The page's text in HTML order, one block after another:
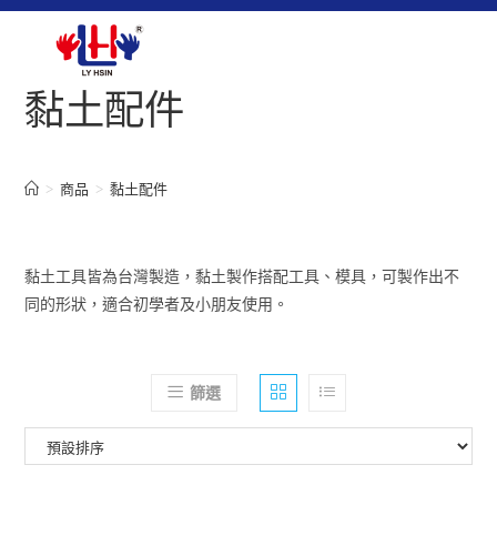
黏土配件
> 商品 > 黏土配件
黏土工具皆為台灣製造，黏土製作搭配工具、模具，可製作出不
同的形狀，適合初學者及小朋友使用。
篩選